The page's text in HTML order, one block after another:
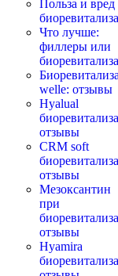
Польза и вред
Что лучше:
филлеры или
welle: отзывы
Нyalual
отзывы
СRM soft
отзывы
Мезоксантин
при
отзывы
Hyamira